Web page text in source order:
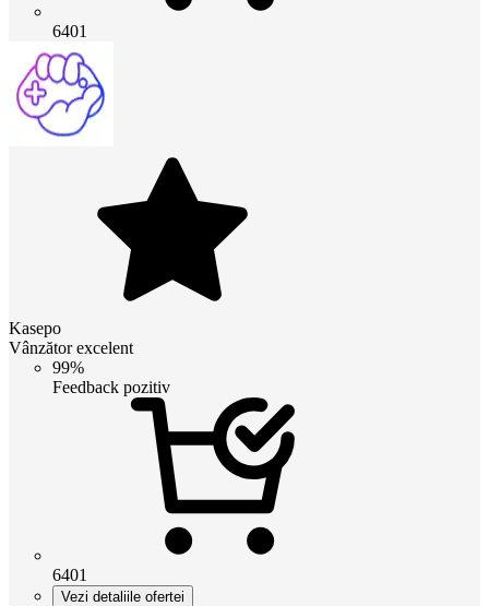
6401
Kasepo
Vânzător excelent
99%
Feedback pozitiv
6401
Vezi detaliile ofertei